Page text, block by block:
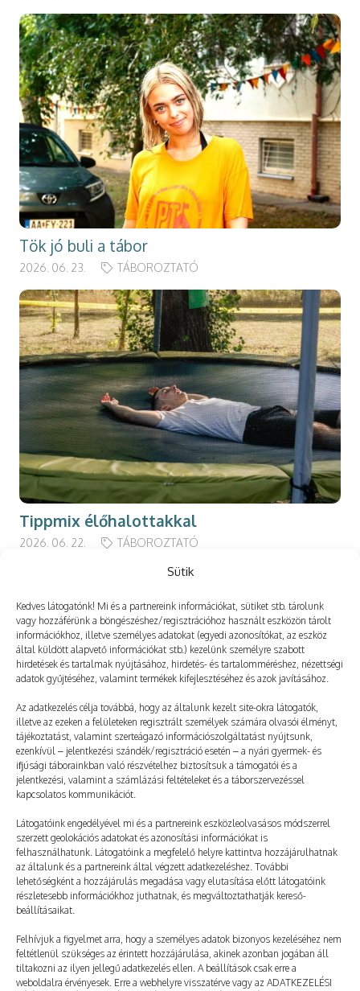
Sütik
Kedves látogatónk! Mi és a partnereink információkat, sütiket stb. tárolunk
vagy hozzáférünk a böngészéshez/regisztrációhoz használt eszközön tárolt
információkhoz, illetve személyes adatokat (egyedi azonosítókat, az eszköz
által küldött alapvető információkat stb.) kezelünk személyre szabott
hirdetések és tartalmak nyújtásához, hirdetés- és tartalomméréshez, nézettségi
adatok gyűjtéséhez, valamint termékek kifejlesztéséhez és azok javításához.
Az adatkezelés célja továbbá, hogy az általunk kezelt site-okra látogatók,
illetve az ezeken a felületeken regisztrált személyek számára olvasói élményt,
tájékoztatást, valamint szerteágazó információszolgáltatást nyújtsunk,
ezenkívül – jelentkezési szándék/regisztráció esetén – a nyári gyermek- és
ifjúsági táborainkban való részvételhez biztosítsuk a támogatói és a
jelentkezési, valamint a számlázási feltételeket és a táborszervezéssel
kapcsolatos kommunikációt.
Látogatóink engedélyével mi és a partnereink eszközleolvasásos módszerrel
szerzett geolokációs adatokat és azonosítási információkat is
felhasználhatunk. Látogatóink a megfelelő helyre kattintva hozzájárulhatnak
az általunk és a partnereink által végzett adatkezeléshez. További
lehetőségként a hozzájárulás megadása vagy elutasítása előtt látogatóink
részletesebb információkhoz juthatnak, és megváltoztathatják kereső-
beállításaikat.
Felhívjuk a figyelmet arra, hogy a személyes adatok bizonyos kezeléséhez nem
feltétlenül szükséges az érintett hozzájárulása, akinek azonban jogában áll
tiltakozni az ilyen jellegű adatkezelés ellen. A beállítások csak erre a
weboldalra érvényesek. Erre a webhelyre visszatérve vagy az ADATKEZELÉSI
Tök jó buli a tábor
2026. 06. 23. TÁBOROZTATÓ
Tippmix élőhalottakkal
2026. 06. 22. TÁBOROZTATÓ
Még több
Szörföző fáraó
2024. 04. 11. TÁBOROZTATÓ